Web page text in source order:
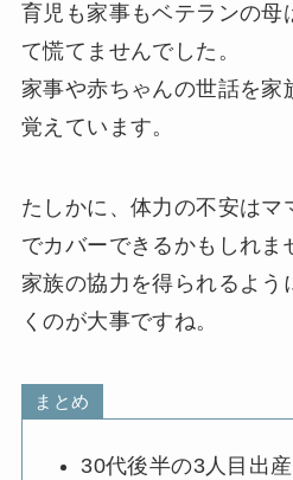
育児も家事もベテランの母
て慌てませんでした。
家事や赤ちゃんの世話を家
覚えています。
たしかに、体力の不安はマ
でカバーできるかもしれま
家族の協力を得られるよう
くのが大事ですね。
まとめ
30代後半の3人目出